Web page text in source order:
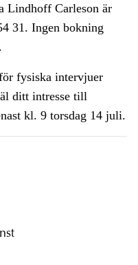
Lindhoff Carleson är
31. Ingen bokning
fysiska intervjuer
ditt intresse till
kl. 9 torsdag 14 juli.